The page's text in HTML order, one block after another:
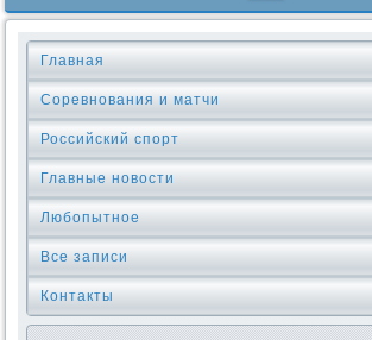
Главная
Соревнования и матчи
Российский спорт
Главные новости
Любопытное
Все записи
Контакты